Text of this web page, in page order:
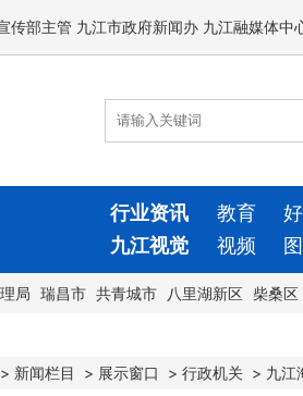
传部主管 九江市政府新闻办 九江融媒体中
行业资讯 教育
九江视觉 视频
局 瑞昌市 共青城市 八里湖新区 柴桑区
> 新闻栏目 > 展示窗口 > 行政机关 > 九江